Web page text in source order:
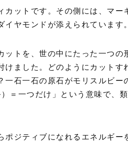
カットです。その側には、マー
ヤモンドが添えられています。
トを、世の中にたった一つの
けました。どのようにカットす
一石一石の原石がモリスルビー
＝一つだけ」という意味で、
ポジティブになれるエネルギー